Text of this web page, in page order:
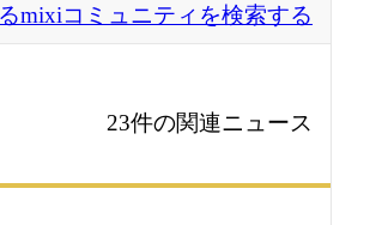
mixiコミュニティを検索する
23件の関連ニュース